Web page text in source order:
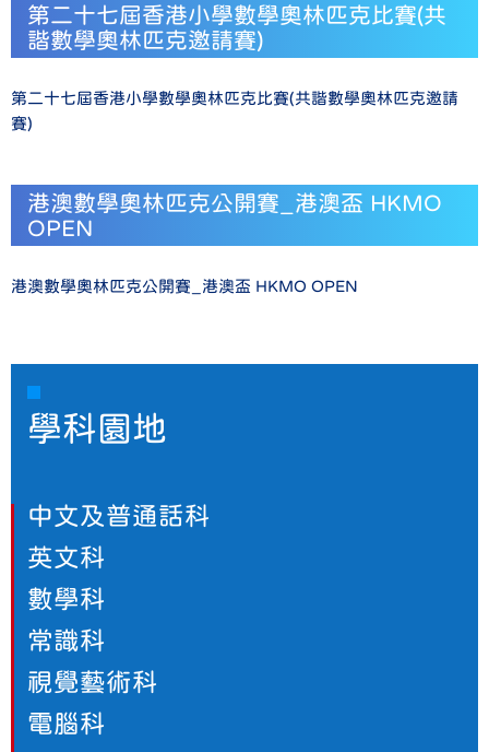
第二十七屆香港小學數學奧林匹克比賽(共
諧數學奧林匹克邀請賽)
第二十七屆香港小學數學奧林匹克比賽(共諧數學奧林匹克邀請
賽)
港澳數學奧林匹克公開賽_港澳盃 HKMO
OPEN
港澳數學奧林匹克公開賽_港澳盃 HKMO OPEN
學科園地
中文及普通話科
英文科
數學科
常識科
視覺藝術科
電腦科